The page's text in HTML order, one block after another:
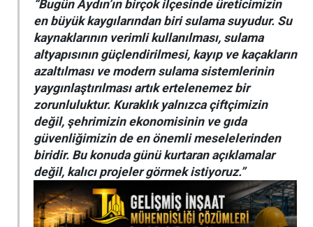
“Bugün Aydın’ın birçok ilçesinde üreticimizin
en büyük kaygılarından biri sulama suyudur. Su
kaynaklarının verimli kullanılması, sulama
altyapısının güçlendirilmesi, kayıp ve kaçakların
azaltılması ve modern sulama sistemlerinin
yaygınlaştırılması artık ertelenemez bir
zorunluluktur. Kuraklık yalnızca çiftçimizin
değil, şehrimizin ekonomisinin ve gıda
güvenliğimizin de en önemli meselelerinden
biridir. Bu konuda günü kurtaran açıklamalar
değil, kalıcı projeler görmek istiyoruz.”